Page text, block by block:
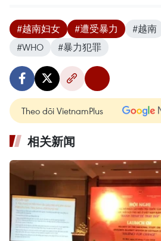
#越南妇女 #遭受暴力 #越南
#WHO
#暴力犯罪
Theo dõi VietnamPlus
相关新闻